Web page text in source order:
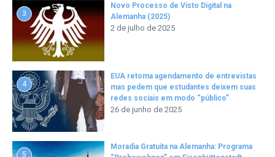
3
Novo Processo de Visto Digital na
Alemanha (2025)
2 de julho de 2025
4
EUA retoma agendamento de entrevistas
mas pedem que estudantes deixem suas
redes sociais em modo “público”
26 de junho de 2025
5
Moradia Gratuita na Alemanha: Programa